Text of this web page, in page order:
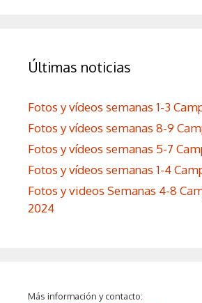
Últimas noticias
Fotos y vídeos semanas 1-3
Fotos y vídeos semanas 8-9
Fotos y vídeos semanas 5-7
Fotos y vídeos semanas 1-4
Fotos y videos Semanas 4-8
2024
Más información y contacto: